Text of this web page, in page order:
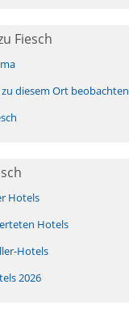
Fiesch
diesem Ort beobachten
Hotels
Hotels
Hotels
2026